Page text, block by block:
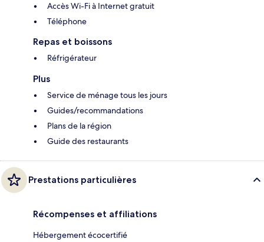
Accès Wi-Fi à Internet gratuit
Téléphone
Repas et boissons
Réfrigérateur
Plus
Service de ménage tous les jours
Guides/recommandations
Plans de la région
Guide des restaurants
Prestations particulières
Récompenses et affiliations
Hébergement écocertifié